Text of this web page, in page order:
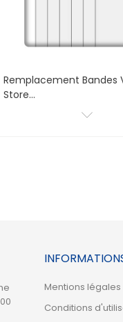
Remplacement Bandes
Store...
Mentions légales
Conditions